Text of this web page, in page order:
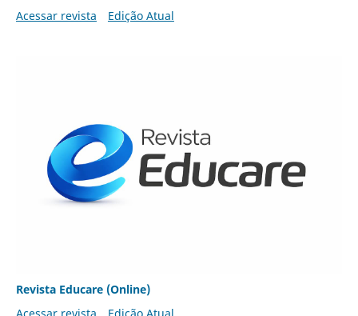
Acessar revista
Edição Atual
Revista Educare (Online)